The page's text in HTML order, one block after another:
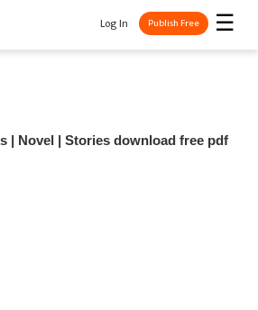
☰
Log In Publish Free
| Novel | Stories download free pdf